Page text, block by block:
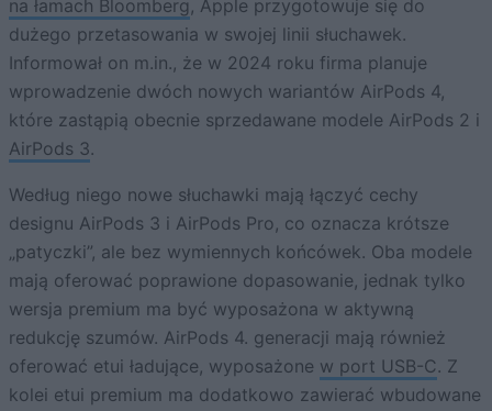
na łamach Bloomberg , Apple przygotowuje się do
dużego przetasowania w swojej linii słuchawek.
Informował on m.in., że w 2024 roku firma planuje
wprowadzenie dwóch nowych wariantów AirPods 4,
które zastąpią obecnie sprzedawane modele AirPods 2 i
AirPods 3.
Według niego nowe słuchawki mają łączyć cechy
designu AirPods 3 i AirPods Pro, co oznacza krótsze
„patyczki”, ale bez wymiennych końcówek. Oba modele
mają oferować poprawione dopasowanie, jednak tylko
wersja premium ma być wyposażona w aktywną
redukcję szumów. AirPods 4. generacji mają również
oferować etui ładujące, wyposażone w port USB-C. Z
kolei etui premium ma dodatkowo zawierać wbudowane